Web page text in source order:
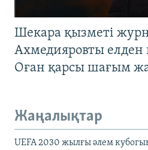
Шекара қызметі
Ахмедияровты
Оған қарсы шағым
Жаңалықтар
UEFA 2030 жылғы әлем